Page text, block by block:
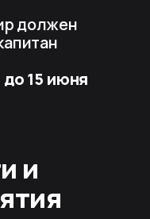
должен
15 июня
и